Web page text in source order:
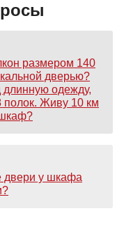
размером 140
дверью?
длинную одежду,
полок. Живу 10 км
двери у шкафа